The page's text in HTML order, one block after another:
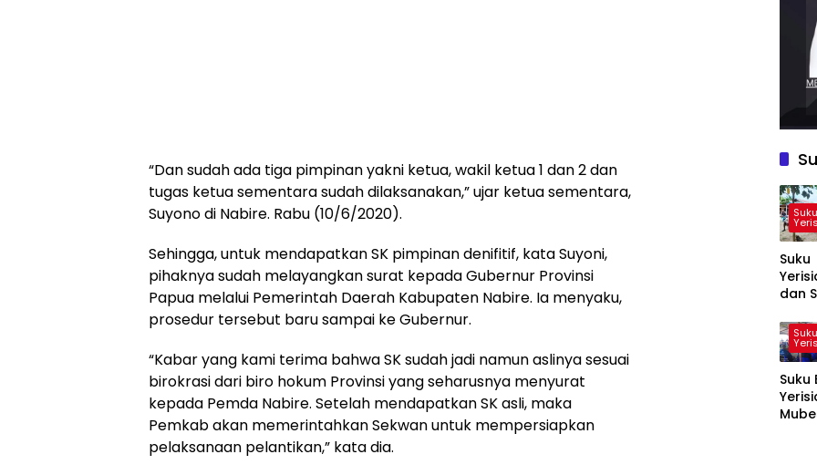
“Dan sudah ada tiga pimpinan yakni ketua, wakil ketua 1 dan 2 dan
tugas ketua sementara sudah dilaksanakan,” ujar ketua sementara,
Suyono di Nabire. Rabu (10/6/2020).
Sehingga, untuk mendapatkan SK pimpinan denifitif, kata Suyoni,
pihaknya sudah melayangkan surat kepada Gubernur Provinsi
Papua melalui Pemerintah Daerah Kabupaten Nabire. Ia menyaku,
prosedur tersebut baru sampai ke Gubernur.
“Kabar yang kami terima bahwa SK sudah jadi namun aslinya sesuai
birokrasi dari biro hokum Provinsi yang seharusnya menyurat
kepada Pemda Nabire. Setelah mendapatkan SK asli, maka
Pemkab akan memerintahkan Sekwan untuk mempersiapkan
pelaksanaan pelantikan,” kata dia.
Suku
dan
Suku